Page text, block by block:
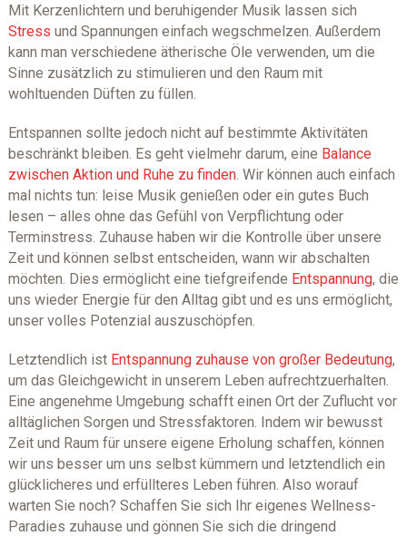
Mit Kerzenlichtern und beruhigender Musik lassen sich
Stress und Spannungen einfach wegschmelzen. Außerdem
kann man verschiedene ätherische Öle verwenden, um die
Sinne zusätzlich zu stimulieren und den Raum mit
wohltuenden Düften zu füllen.
Entspannen sollte jedoch nicht auf bestimmte Aktivitäten
beschränkt bleiben. Es geht vielmehr darum, eine Balance
zwischen Aktion und Ruhe zu finden. Wir können auch einfach
mal nichts tun: leise Musik genießen oder ein gutes Buch
lesen – alles ohne das Gefühl von Verpflichtung oder
Terminstress. Zuhause haben wir die Kontrolle über unsere
Zeit und können selbst entscheiden, wann wir abschalten
möchten. Dies ermöglicht eine tiefgreifende Entspannung, die
uns wieder Energie für den Alltag gibt und es uns ermöglicht,
unser volles Potenzial auszuschöpfen.
Letztendlich ist Entspannung zuhause von großer Bedeutung,
um das Gleichgewicht in unserem Leben aufrechtzuerhalten.
Eine angenehme Umgebung schafft einen Ort der Zuflucht vor
alltäglichen Sorgen und Stressfaktoren. Indem wir bewusst
Zeit und Raum für unsere eigene Erholung schaffen, können
wir uns besser um uns selbst kümmern und letztendlich ein
glücklicheres und erfüllteres Leben führen. Also worauf
warten Sie noch? Schaffen Sie sich Ihr eigenes Wellness-
Paradies zuhause und gönnen Sie sich die dringend